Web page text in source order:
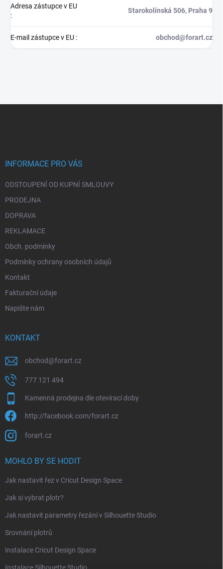
Adresa zástupce v EU
:
Starokolínská 506, Praha 9
E-mail zástupce v EU : obchod@forart.cz
INFORMACE PRO VÁS
ODSTOUPENÍ OD KUPNÍ SMLOUVY
PRODEJNA
DOPRAVA
REKLAMACE
Obch. podmínky
Podmínky ochrany osobních údajů
Kontakt
Fakturační údaje
Napište nám
KONTAKT
obchod@forart.cz
777 121 494
Kamenná prodejna dle otevírací doby
http://facebook.com/forart.cz
forart.cz
MOHLO BY SE HODIT
Jak nastavit řez v Cricut Design Space
Jak si vybrat plotr?
Jak nastavit parametry řezání v Silhouette Studio
Srovnání plotrů
Instalace Cricut Design Space